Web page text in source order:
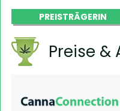
PREISTRÄGERIN
Preise &